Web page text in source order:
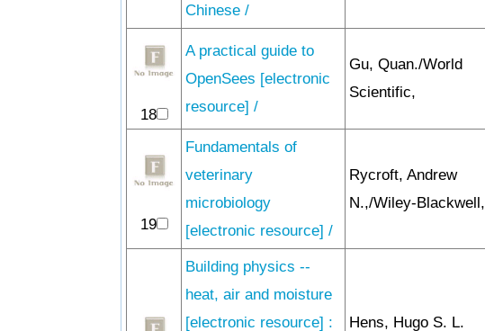
Chinese /
18
A practical guide to
OpenSees [electronic
resource] /
Gu, Quan./World
Scientific,
19
Fundamentals of
veterinary
microbiology
[electronic resource] /
Rycroft, Andrew
N.,/Wiley-Blackwell,
Building physics --
heat, air and moisture
[electronic resource] :
Hens, Hugo S. L.